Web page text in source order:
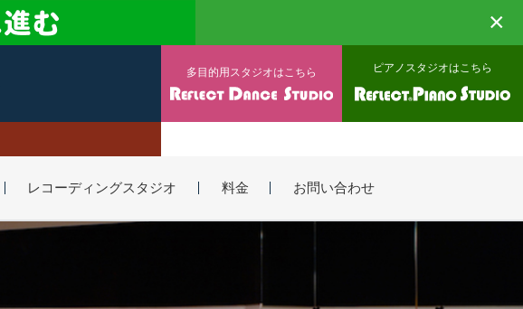
×
多目的用スタジオはこちら ピアノスタジオはこちら
レコーディングスタジオ 料金 お問い合わせ